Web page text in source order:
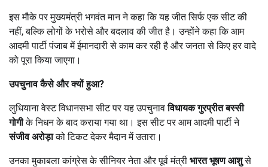
इस मौके पर मुख्यमंत्री भगवंत मान ने कहा कि यह जीत सिर्फ एक सीट की
नहीं, बल्कि लोगों के भरोसे और बदलाव की जीत है। उन्होंने कहा कि आम
आदमी पार्टी पंजाब में ईमानदारी से काम कर रही है और जनता से किए हर वादे
को पूरा किया जाएगा।
उपचुनाव कैसे और क्यों हुआ?
लुधियाना वेस्ट विधानसभा सीट पर यह उपचुनावविधायक गुरप्रीत बस्सी
गोगीके निधन के बाद कराया गया था। इस सीट पर आम आदमी पार्टी ने
संजीव अरोड़ाको टिकट देकर मैदान में उतारा।
उनका मुकाबला कांग्रेस के सीनियर नेता और पूर्व मंत्री भारत भूषण आशुसे